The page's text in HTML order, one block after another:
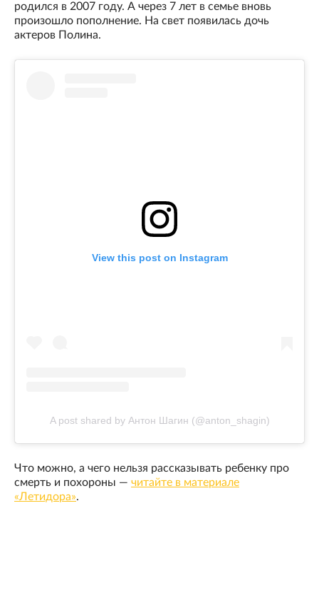
родился в 2007 году. А через 7 лет в семье вновь
произошло пополнение. На свет появилась дочь
актеров Полина.
View this post on Instagram
A post shared by Антон Шагин (@anton_shagin)
Что можно, а чего нельзя рассказывать ребенку про
смерть и похороны — читайте в материале
«Летидора».